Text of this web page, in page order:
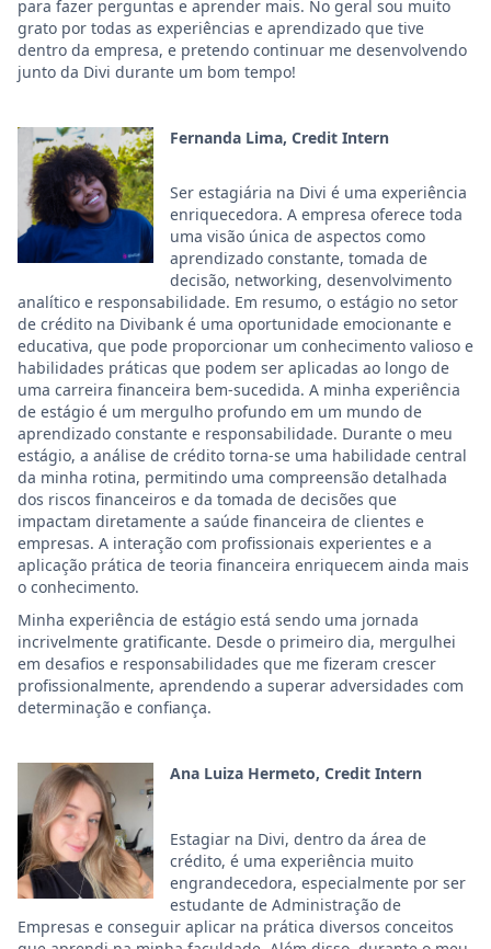
para fazer perguntas e aprender mais. No geral sou muito
grato por todas as experiências e aprendizado que tive
dentro da empresa, e pretendo continuar me desenvolvendo
junto da Divi durante um bom tempo!
Fernanda Lima, Credit Intern
Ser estagiária na Divi é uma experiência
enriquecedora. A empresa oferece toda
uma visão única de aspectos como
aprendizado constante, tomada de
decisão, networking, desenvolvimento
analítico e responsabilidade. Em resumo, o estágio no setor
de crédito na Divibank é uma oportunidade emocionante e
educativa, que pode proporcionar um conhecimento valioso e
habilidades práticas que podem ser aplicadas ao longo de
uma carreira financeira bem-sucedida. A minha experiência
de estágio é um mergulho profundo em um mundo de
aprendizado constante e responsabilidade. Durante o meu
estágio, a análise de crédito torna-se uma habilidade central
da minha rotina, permitindo uma compreensão detalhada
dos riscos financeiros e da tomada de decisões que
impactam diretamente a saúde financeira de clientes e
empresas. A interação com profissionais experientes e a
aplicação prática de teoria financeira enriquecem ainda mais
o conhecimento.
Minha experiência de estágio está sendo uma jornada
incrivelmente gratificante. Desde o primeiro dia, mergulhei
em desafios e responsabilidades que me fizeram crescer
profissionalmente, aprendendo a superar adversidades com
determinação e confiança.
Ana Luiza Hermeto, Credit Intern
Estagiar na Divi, dentro da área de
crédito, é uma experiência muito
engrandecedora, especialmente por ser
estudante de Administração de
Empresas e conseguir aplicar na prática diversos conceitos